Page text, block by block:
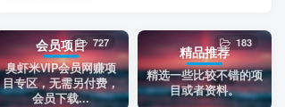
会员项目
臭虾米VIP会员网赚项
目专区，无需另付费，
会员下载...
727
精品推荐
精选一些比较不错的项
目或者资料。
183